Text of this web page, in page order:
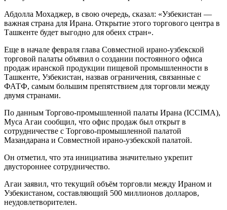
Абдолла Мохаджер, в свою очередь, сказал: «Узбекистан —
важная страна для Ирана. Открытие этого торгового центра в
Ташкенте будет выгодно для обеих стран».
Еще в начале февраля глава Совместной ирано-узбекской
торговой палаты объявил о создании постоянного офиса
продаж иранской продукции пищевой промышленности в
Ташкенте, Узбекистан, назвав ограничения, связанные с
ФАТФ, самым большим препятствием для торговли между
двумя странами.
По данным Торгово-промышленной палаты Ирана (ICCIMA),
Муса Агаи сообщил, что офис продаж был открыт в
сотрудничестве с Торгово-промышленной палатой
Мазандарана и Совместной ирано-узбекской палатой.
Он отметил, что эта инициатива значительно укрепит
двустороннее сотрудничество.
Агаи заявил, что текущий объём торговли между Ираном и
Узбекистаном, составляющий 500 миллионов долларов,
неудовлетворителен.